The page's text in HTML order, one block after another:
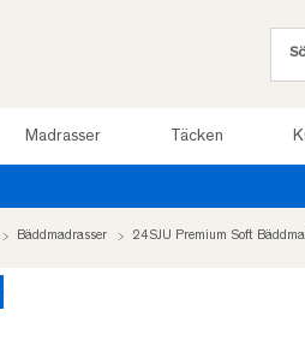
Madrasser Täcken
Bäddmadrasser 24SJU Premium Soft